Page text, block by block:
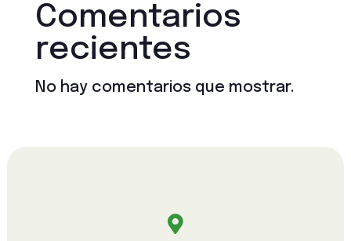
Comentarios
recientes
No hay comentarios que mostrar.
